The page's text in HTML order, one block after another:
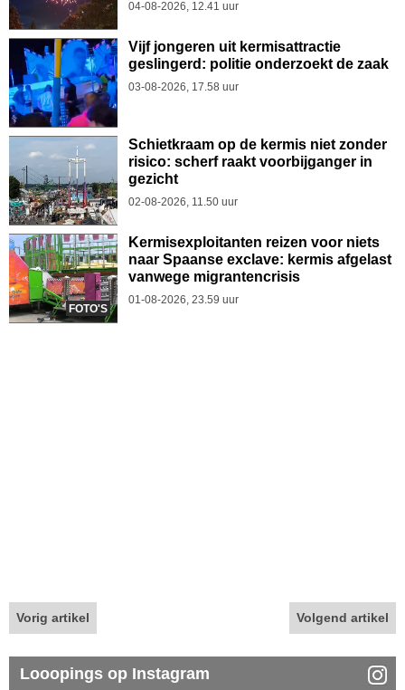
04-08-2026, 12.41 uur
Vijf jongeren uit kermisattractie
geslingerd: politie onderzoekt de zaak
03-08-2026, 17.58 uur
Schietkraam op de kermis niet zonder
risico: scherf raakt voorbijganger in
gezicht
02-08-2026, 11.50 uur
FOTO'S
Kermisexploitanten reizen voor niets
naar Spaanse exclave: kermis afgelast
vanwege migrantencrisis
01-08-2026, 23.59 uur
Vorig artikel Volgend artikel
Looopings op Instagram